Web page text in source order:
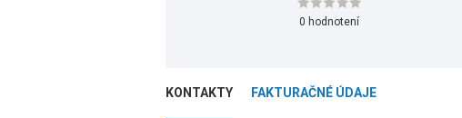
0 hodnotení
KONTAKTY FAKTURAČNÉ ÚDAJE